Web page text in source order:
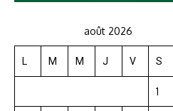
août 2026
L M M J V S
1